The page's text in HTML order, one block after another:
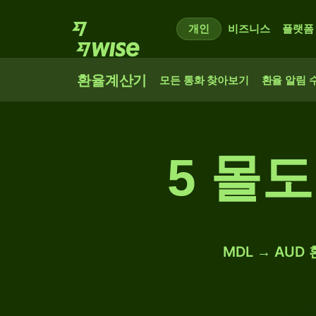
개인 비즈니스 플랫폼
환율계산기 모든 통화 찾아보기 환율 알림
5 몰
MDL → AUD